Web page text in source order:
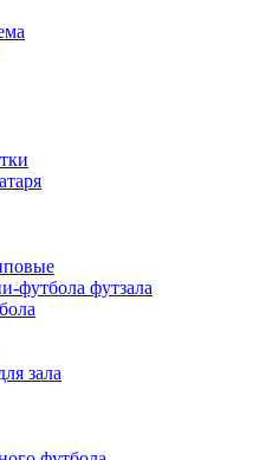
футбола футзала
зала